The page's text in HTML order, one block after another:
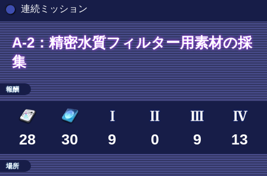
連続ミッション
A-2：精密水質フィルター用素材の採
集
報酬
28 30 9 0 9 13
場所